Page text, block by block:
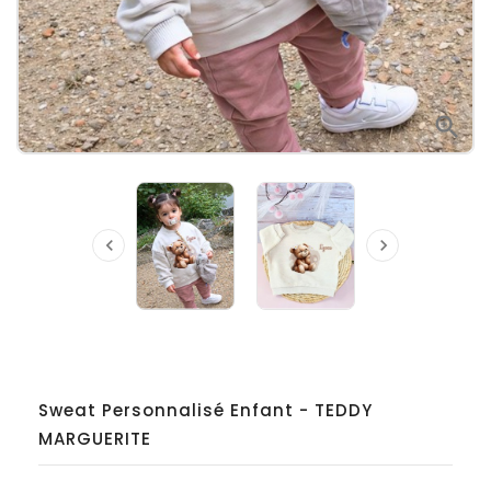

 
Sweat Personnalisé Enfant - TEDDY
MARGUERITE